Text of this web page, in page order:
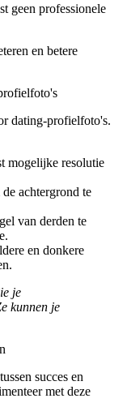
geen professionele
en betere
dating-profielfoto's.
mogelijke resolutie
achtergrond te
van derden te
en donkere
je
kunnen je
succes en
met deze